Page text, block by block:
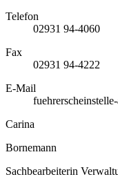
Telefon
02931 94-4060
Fax
02931 94-4222
E-Mail
Carina
Bornemann
Sachbearbeiterin